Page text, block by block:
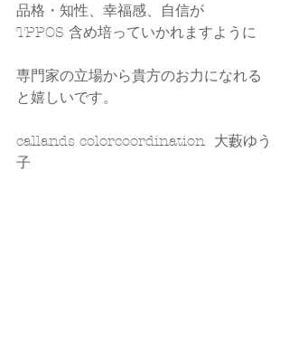
品格・知性、幸福感、自信が
TPPOS 含め培っていかれますように
専門家の立場から貴方のお力になれる
と嬉しいです。
callands colorcoordination  大藪ゆう
子